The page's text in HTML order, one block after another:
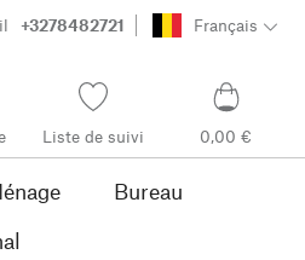
+3278482721 Français
Liste de suivi 0,00 €
Bureau